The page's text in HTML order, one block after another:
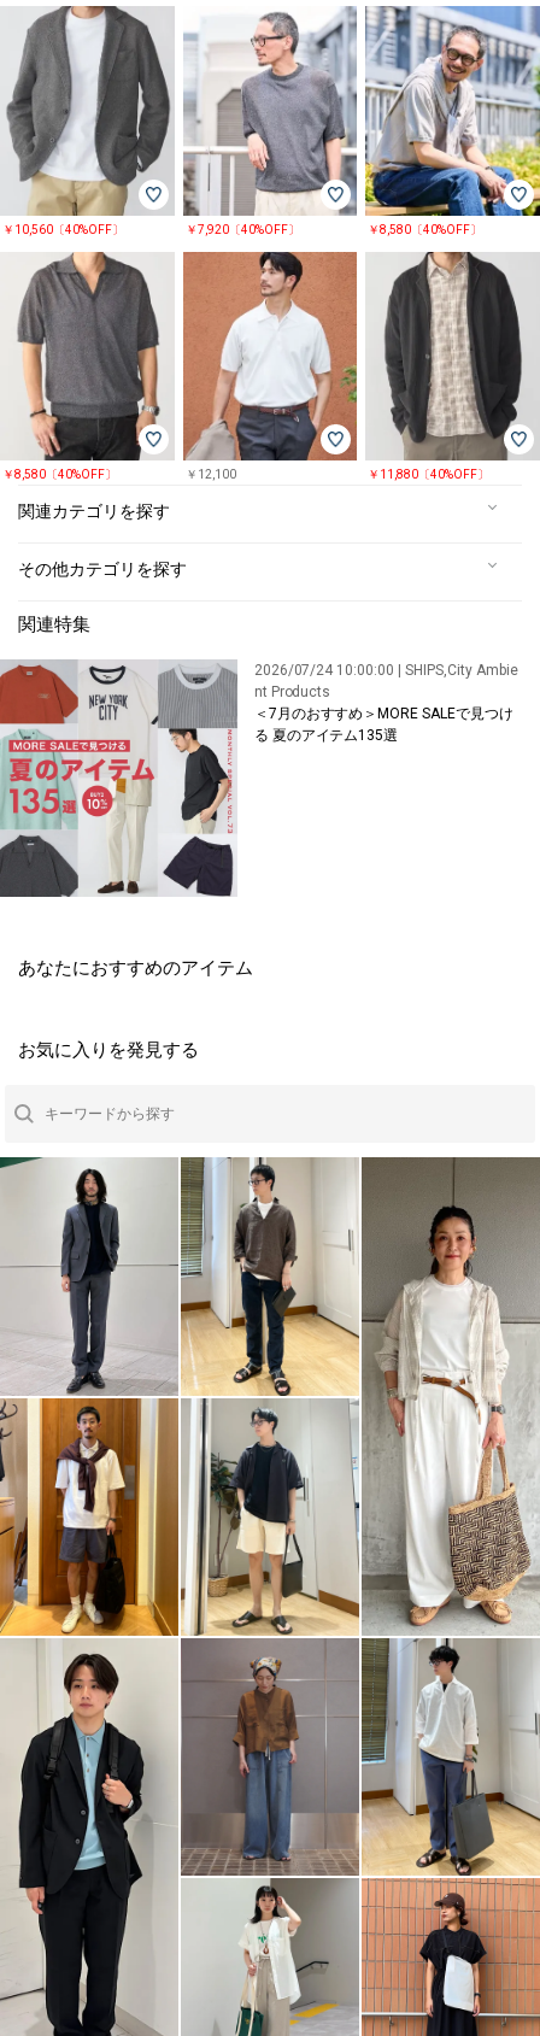
￥10,560〔40%OFF〕 ￥7,920〔40%OFF〕 ￥8,580〔40%OFF〕
￥8,580〔40%OFF〕 ￥12,100 ￥11,880〔40%OFF〕
関連カテゴリを探す
その他カテゴリを探す
関連特集
2026/07/24 10:00:00 | SHIPS,City Ambie
nt Products
＜7月のおすすめ＞MORE SALEで見つけ
る 夏のアイテム135選
あなたにおすすめのアイテム
お気に入りを発見する